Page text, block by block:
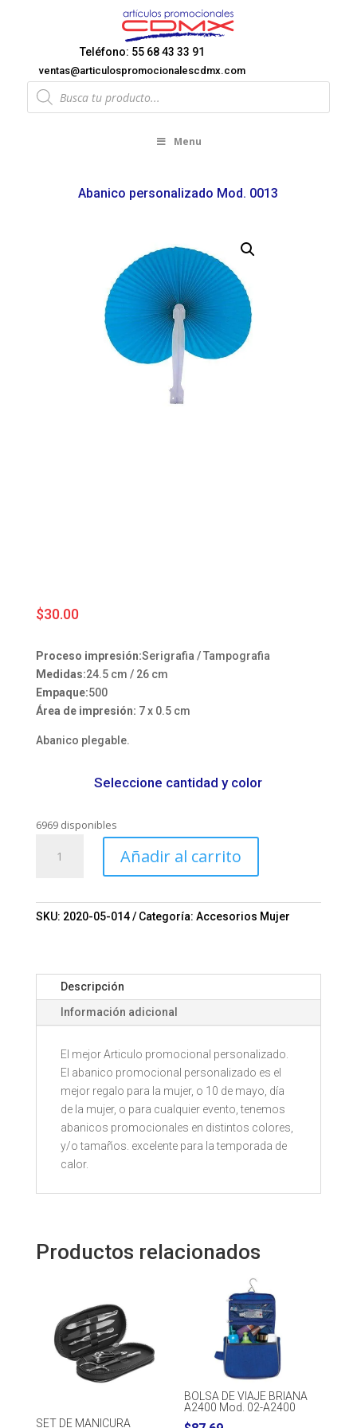
Teléfono: 55 68 43 33 91
ventas@articulospromocionalescdmx.com
Products
search
Menu
Abanico personalizado Mod. 0013
$30.00
Proceso impresión:Serigrafia / Tampografia
Medidas:24.5 cm / 26 cm
Empaque:500
Área de impresión: 7 x 0.5 cm
Abanico plegable.
Seleccione cantidad y color
6969 disponibles
personalizado
cantidad
Añadir al carrito
SKU: 2020-05-014 Categoría: Accesorios Mujer
Descripción
Información adicional
El mejor Articulo promocional personalizado.
El abanico promocional personalizado es el
mejor regalo para la mujer, o 10 de mayo, día
de la mujer, o para cualquier evento, tenemos
abanicos promocionales en distintos colores,
y/o tamaños. excelente para la temporada de
calor.
Productos relacionados
SET DE MANICURA
BOLSA DE VIAJE BRIANA
A2400 Mod. 02-A2400